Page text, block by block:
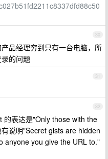
30
品经理穷到只有一台电脑，所
的问题
31
32
的表达是"Only those with the
说明"Secret gists are hidden
anyone you give the URL to."